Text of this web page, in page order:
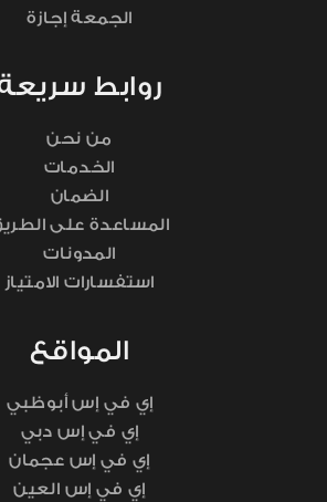
روابط
من نحن
الخدمات
الضمان
المساعدة على
المدونات
استفسارات الامتياز
المواقع
إي في إس أبوظبي
إي في إس دبي
إي في إس عجمان
إي في إس العين
الجمعة إجازة